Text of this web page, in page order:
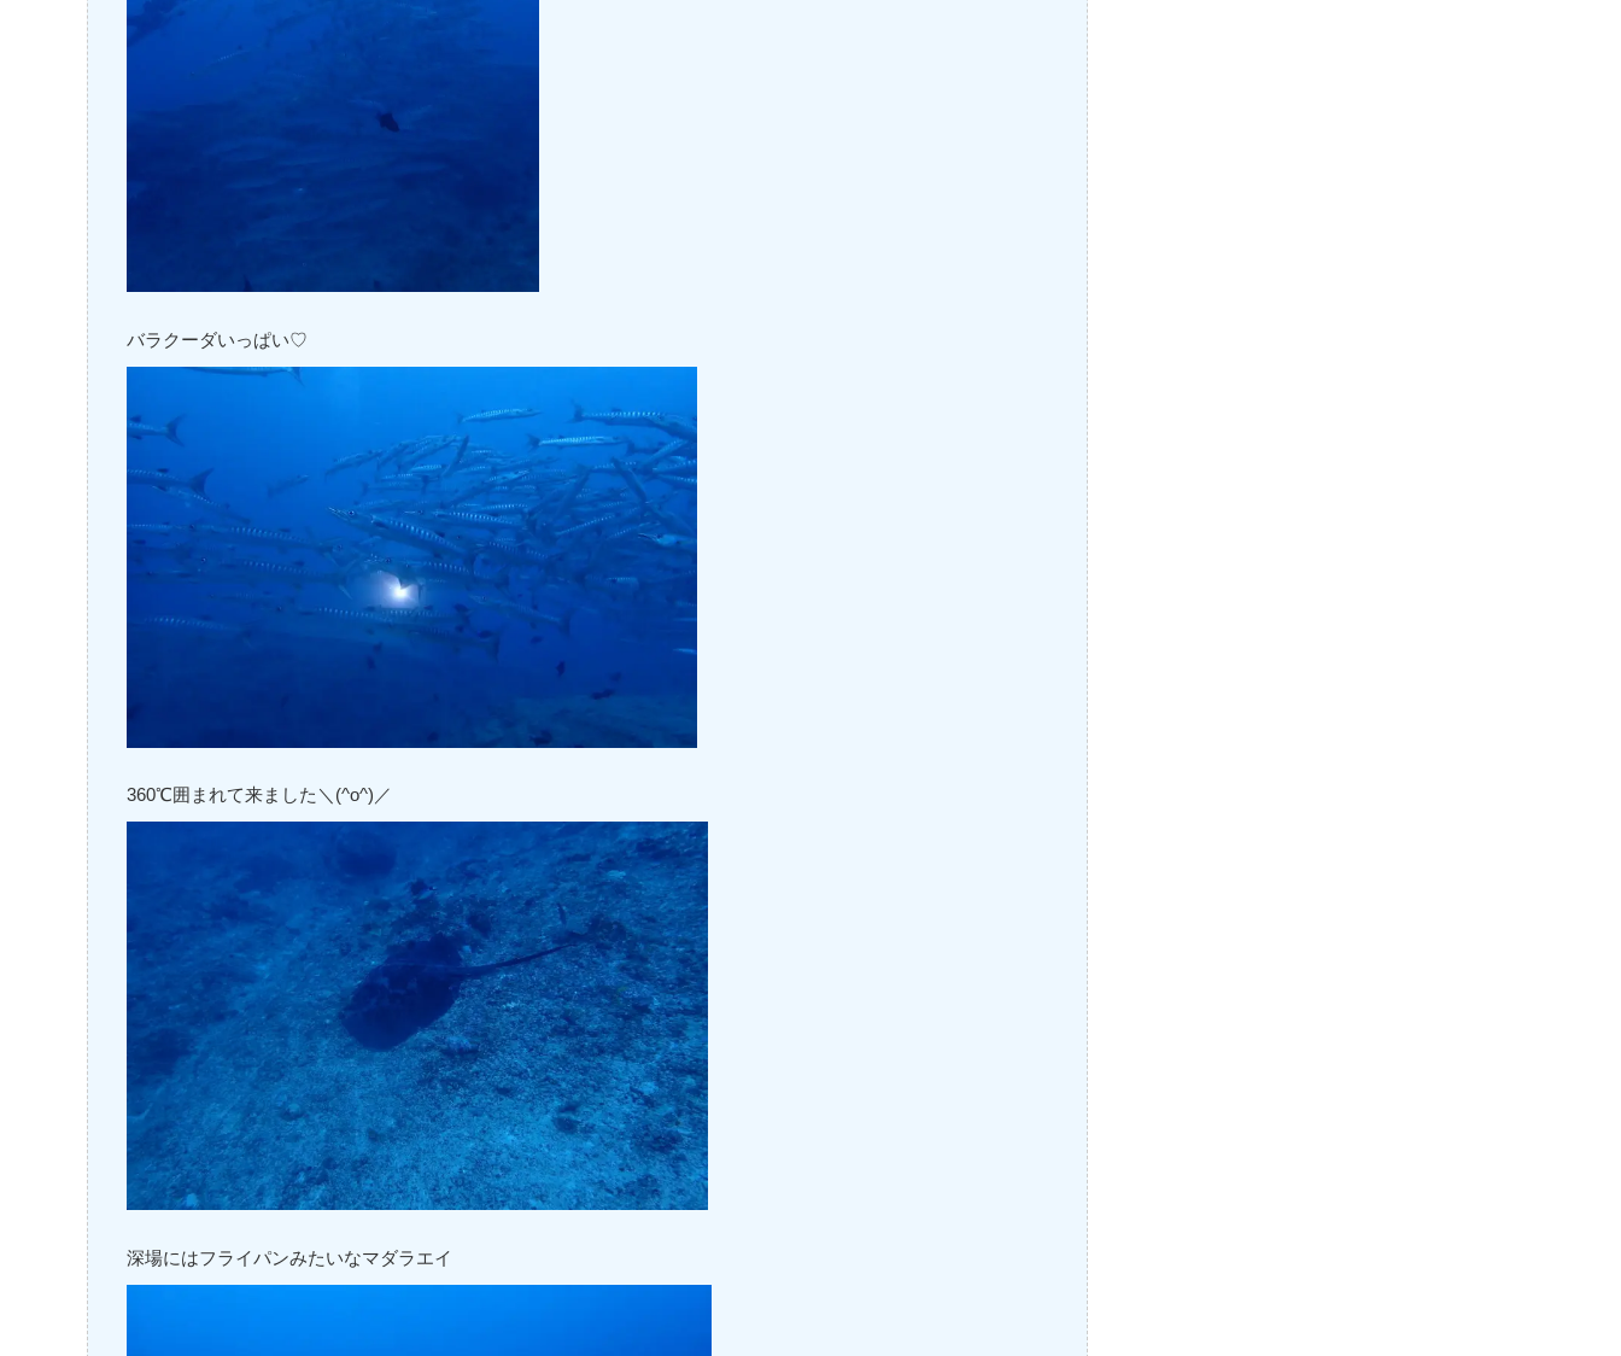
バラクーダいっぱい♡
360℃囲まれて来ました＼(^o^)／
深場にはフライパンみたいなマダラエイ